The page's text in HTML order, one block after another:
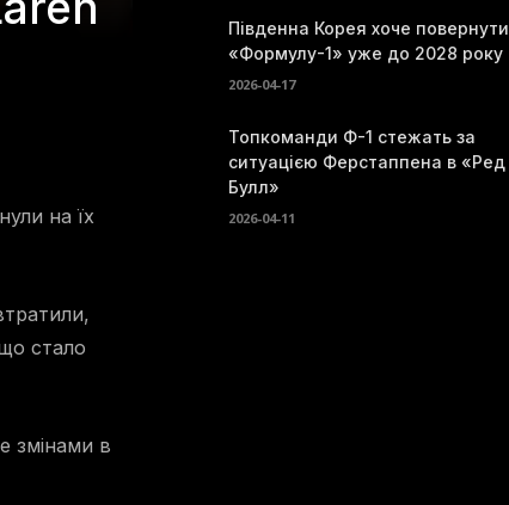
на їх
стало
змінами в
Південна Корея хоче повернути
«Формулу-1» уже до 2028 року
2026-04-17
Топкоманди Ф-1 стежать за
ситуацією Ферстаппена в «Ред
Булл»
2026-04-11